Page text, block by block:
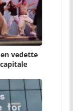
vedette